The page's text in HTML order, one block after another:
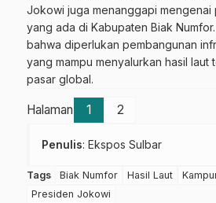
Jokowi juga menanggapi mengenai
yang ada di Kabupaten Biak
bahwa diperlukan pembangunan
yang mampu menyalurkan hasil laut
pasar global.
Halaman 1 2
Penulis: Ekspos Sulbar
Tags Biak Numfor Hasil Laut
Presiden Jokowi